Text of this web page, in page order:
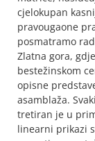
cjelokupan
pravougaone
posmatramo
Zlatna gora,
bestežinskom
opisne
asamblaža.
tretiran je u
linearni prikazi